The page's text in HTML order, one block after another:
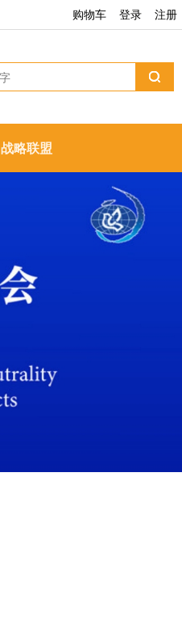
登录 注册
购物车
战略联盟